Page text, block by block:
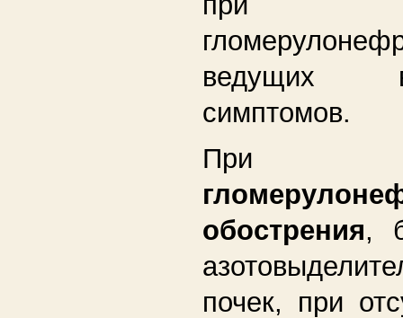
ведущих
симптомов.
обострения,
почек, при